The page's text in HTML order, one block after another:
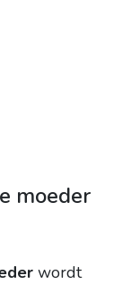
moeder
wordt